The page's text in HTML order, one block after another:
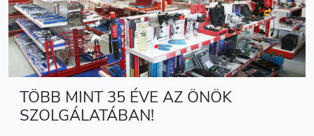
TÖBB MINT 35 ÉVE AZ ÖNÖK
SZOLGÁLATÁBAN!